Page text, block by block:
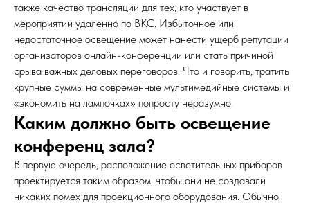
также качество трансляции для тех, кто участвует в
мероприятии удаленно по ВКС. Избыточное или
недостаточное освещение может нанести ущерб репутации
организаторов онлайн-конференции или стать причиной
срыва важных деловых переговоров. Что и говорить, тратить
крупные суммы на современные мультимедийные системы и
«экономить на лампочках» попросту неразумно.
Каким должно быть освещение
конференц зала?
В первую очередь, расположение осветительных приборов
проектируется таким образом, чтобы они не создавали
никаких помех для проекционного оборудования. Обычно